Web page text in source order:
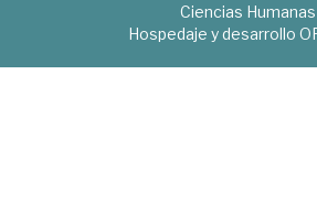
Ciencias Humanas
Hospedaje y desarrollo